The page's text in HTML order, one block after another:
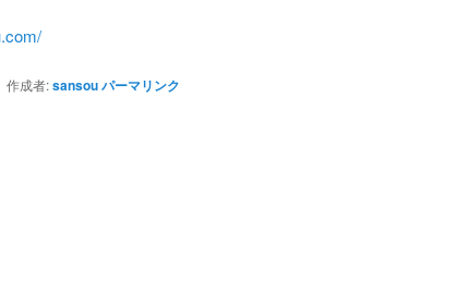
作成者:sansouパーマリンク